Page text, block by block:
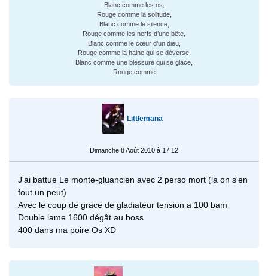
Blanc comme les os,
Rouge comme la solitude,
Blanc comme le silence,
Rouge comme les nerfs d’une bête,
Blanc comme le cœur d’un dieu,
Rouge comme la haine qui se déverse,
Blanc comme une blessure qui se glace,
Rouge comme
Littlemana
Dimanche 8 Août 2010 à 17:12
J'ai battue Le monte-gluancien avec 2 perso mort (la on s'en
fout un peut)
Avec le coup de grace de gladiateur tension a 100 bam
Double lame 1600 dégât au boss
400 dans ma poire Os XD